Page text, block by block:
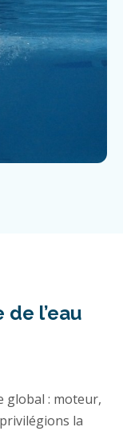
l’eau
global : moteur,
la